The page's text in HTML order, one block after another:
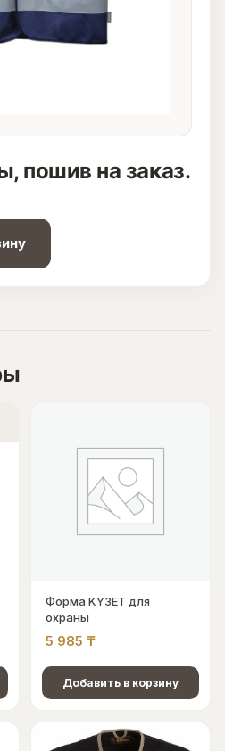
пошив на заказ.
Форма KY3ET для
охраны
5 985 ₸
Добавить в корзину